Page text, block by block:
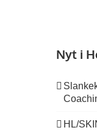
Nyt i
HL/